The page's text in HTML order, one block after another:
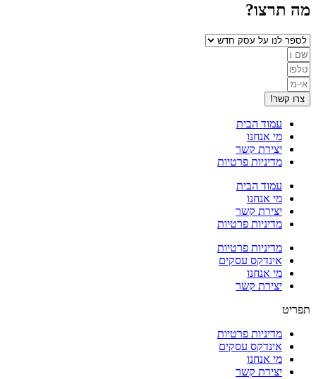
מה תרצו?
צרו קשר!
עמוד הבית
מי אנחנו
יצירת קשר
מדיניות פרטיות
עמוד הבית
מי אנחנו
יצירת קשר
מדיניות פרטיות
מדיניות פרטיות
אינדקס עסקים
מי אנחנו
יצירת קשר
תפריט
מדיניות פרטיות
אינדקס עסקים
מי אנחנו
יצירת קשר